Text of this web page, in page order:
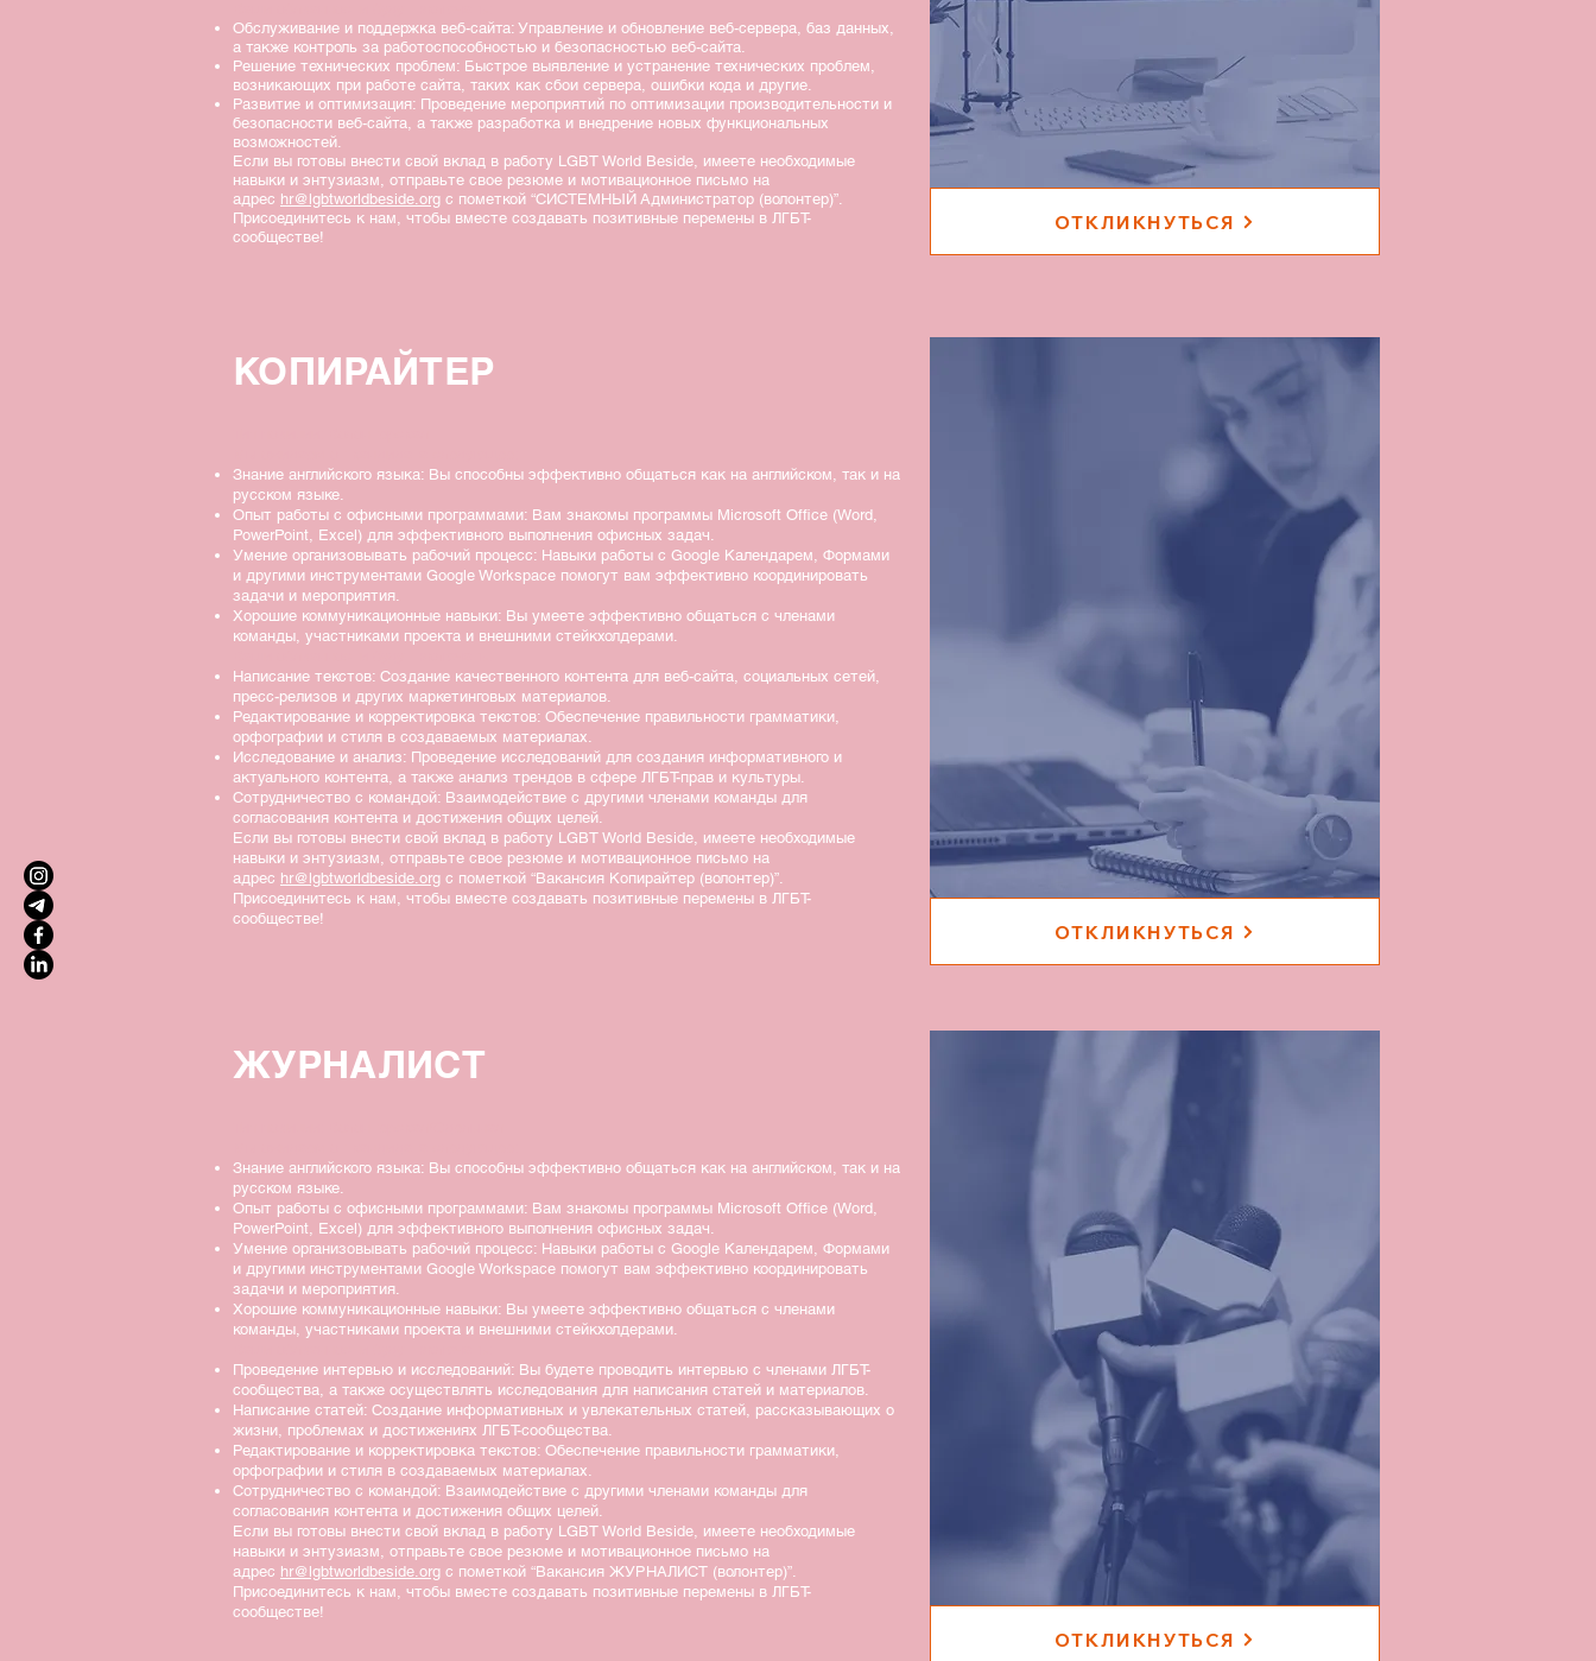
Обслуживание и поддержка веб-сайта: Управление и обновление веб-сервера, баз данных,
а также контроль за работоспособностью и безопасностью веб-сайта.
Решение технических проблем: Быстрое выявление и устранение технических проблем,
возникающих при работе сайта, таких как сбои сервера, ошибки кода и другие.
Развитие и оптимизация: Проведение мероприятий по оптимизации производительности и
безопасности веб-сайта, а также разработка и внедрение новых функциональных
возможностей.
Если вы готовы внести свой вклад в работу LGBT World Beside, имеете необходимые
навыки и энтузиазм, отправьте свое резюме и мотивационное письмо на
адрес hr@lgbtworldbeside.org с пометкой “СИСТЕМНЫЙ Администратор (волонтер)”.
Присоединитесь к нам, чтобы вместе создавать позитивные перемены в ЛГБТ-
сообществе!
ОТКЛИКНУТЬСЯ
КОПИРАЙТЕР
Знание английского языка: Вы способны эффективно общаться как на английском, так и на
русском языке.
Опыт работы с офисными программами: Вам знакомы программы Microsoft Office (Word,
PowerPoint, Excel) для эффективного выполнения офисных задач.
Умение организовывать рабочий процесс: Навыки работы с Google Календарем, Формами
и другими инструментами Google Workspace помогут вам эффективно координировать
задачи и мероприятия.
Хорошие коммуникационные навыки: Вы умеете эффективно общаться с членами
команды, участниками проекта и внешними стейкхолдерами.
Написание текстов: Создание качественного контента для веб-сайта, социальных сетей,
пресс-релизов и других маркетинговых материалов.
Редактирование и корректировка текстов: Обеспечение правильности грамматики,
орфографии и стиля в создаваемых материалах.
Исследование и анализ: Проведение исследований для создания информативного и
актуального контента, а также анализ трендов в сфере ЛГБТ-прав и культуры.
Сотрудничество с командой: Взаимодействие с другими членами команды для
согласования контента и достижения общих целей.
Если вы готовы внести свой вклад в работу LGBT World Beside, имеете необходимые
навыки и энтузиазм, отправьте свое резюме и мотивационное письмо на
адрес hr@lgbtworldbeside.org с пометкой “Вакансия Копирайтер (волонтер)”.
Присоединитесь к нам, чтобы вместе создавать позитивные перемены в ЛГБТ-
сообществе!
ОТКЛИКНУТЬСЯ
ЖУРНАЛ ИСТ
Знание английского языка: Вы способны эффективно общаться как на английском, так и на
русском языке.
Опыт работы с офисными программами: Вам знакомы программы Microsoft Office (Word,
PowerPoint, Excel) для эффективного выполнения офисных задач.
Умение организовывать рабочий процесс: Навыки работы с Google Календарем, Формами
и другими инструментами Google Workspace помогут вам эффективно координировать
задачи и мероприятия.
Хорошие коммуникационные навыки: Вы умеете эффективно общаться с членами
команды, участниками проекта и внешними стейкхолдерами.
Проведение интервью и исследований: Вы будете проводить интервью с членами ЛГБТ-
сообщества, а также осуществлять исследования для написания статей и материалов.
Написание статей: Создание информативных и увлекательных статей, рассказывающих о
жизни, проблемах и достижениях ЛГБТ-сообщества.
Редактирование и корректировка текстов: Обеспечение правильности грамматики,
орфографии и стиля в создаваемых материалах.
Сотрудничество с командой: Взаимодействие с другими членами команды для
согласования контента и достижения общих целей.
Если вы готовы внести свой вклад в работу LGBT World Beside, имеете необходимые
навыки и энтузиазм, отправьте свое резюме и мотивационное письмо на
адрес hr@lgbtworldbeside.org с пометкой “Вакансия ЖУРНАЛИСТ (волонтер)”.
Присоединитесь к нам, чтобы вместе создавать позитивные перемены в ЛГБТ-
сообществе!
ОТКЛИКНУТЬСЯ